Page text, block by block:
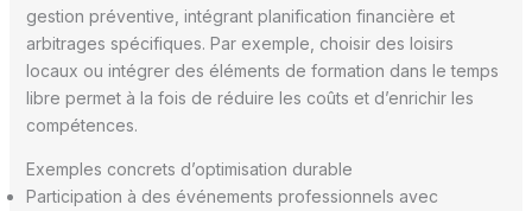
gestion préventive, intégrant planification financière et
arbitrages spécifiques. Par exemple, choisir des loisirs
locaux ou intégrer des éléments de formation dans le temps
libre permet à la fois de réduire les coûts et d’enrichir les
compétences.
Exemples concrets d’optimisation durable
Participation à des événements professionnels avec